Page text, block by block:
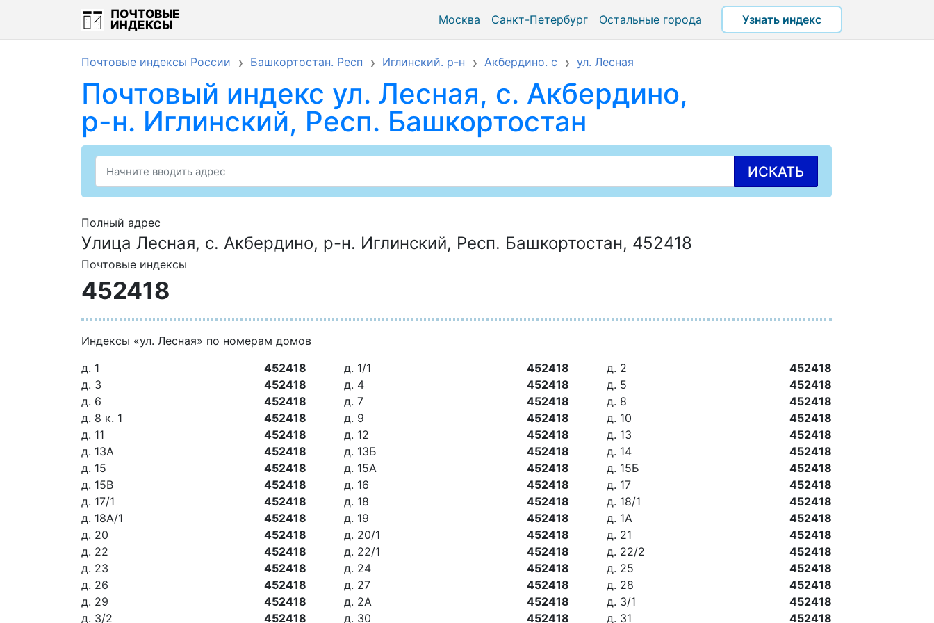
ПОЧТОВЫЕ
ИНДЕКСЫ
Москва Санкт-Петербург Остальные города Узнать индекс
Почтовые индексы России Башкортостан. Респ Иглинский. р-н Акбердино. с ул. Лесная
Почтовый индекс ул. Лесная, с. Акбердино,
р-н. Иглинский, Респ. Башкортостан
ИСКАТЬ
Полный адрес
Улица Лесная, с. Акбердино, р-н. Иглинский, Респ. Башкортостан, 452418
Почтовые индексы
452418
Индексы «ул. Лесная» по номерам домов
д. 1
452418 д. 1/1 452418 д. 2
452418
д. 3
452418 д. 4 452418 д. 5
452418
д. 6
452418 д. 7 452418 д. 8
452418
д. 8 к. 1
452418 д. 9 452418 д. 10
452418
д. 11
452418 д. 12 452418 д. 13
452418
д. 13А
452418 д. 13Б 452418 д. 14
452418
д. 15
452418 д. 15А 452418 д. 15Б
452418
д. 15В
452418 д. 16 452418 д. 17
452418
д. 17/1
452418 д. 18 452418 д. 18/1
452418
д. 18А/1
452418 д. 19 452418 д. 1А
452418
д. 20
452418 д. 20/1 452418 д. 21
452418
д. 22
452418 д. 22/1 452418 д. 22/2
452418
д. 23
452418 д. 24 452418 д. 25
452418
д. 26
452418 д. 27 452418 д. 28
452418
д. 29
452418 д. 2А 452418 д. 3/1
452418
д. 3/2
452418 д. 30 452418 д. 31 452418